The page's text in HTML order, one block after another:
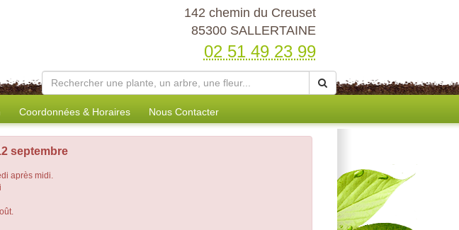
142 chemin du Creuset
85300 SALLERTAINE
02 51 49 23 99
Coordonnées & Horaires Nous Contacter
septembre
après midi.